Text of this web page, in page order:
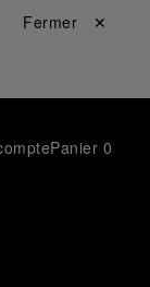
Fermer ✕
Panier 0